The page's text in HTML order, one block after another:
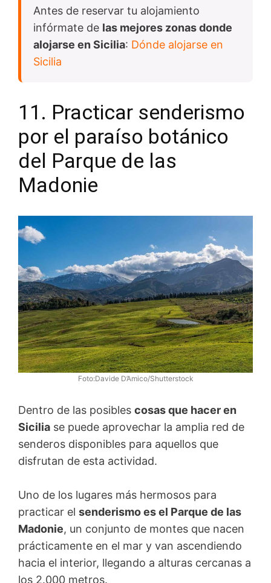
Antes de reservar tu alojamiento
infórmate de las mejores zonas donde
alojarse en Sicilia: Dónde alojarse en
Sicilia
11. Practicar senderismo
por el paraíso botánico
del Parque de las
Madonie
Foto:Davide D’Amico/Shutterstock
Dentro de las posibles cosas que hacer en
Sicilia se puede aprovechar la amplia red de
senderos disponibles para aquellos que
disfrutan de esta actividad.
Uno de los lugares más hermosos para
practicar el senderismo es el Parque de las
Madonie, un conjunto de montes que nacen
prácticamente en el mar y van ascendiendo
hacia el interior, llegando a alturas cercanas a
los 2.000 metros.